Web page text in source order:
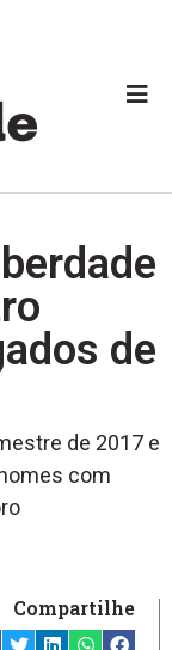
de
de 2017 e
com
Compartilhe